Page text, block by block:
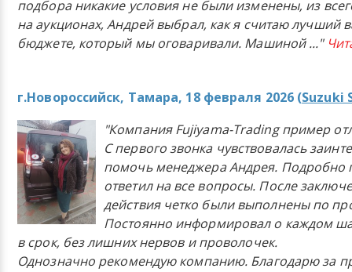
подбора никакие условия не были изменены, из
на аукционах, Андрей выбрал, как я считаю лучший
бюджете, который мы оговаривали. Машиной..."
г.Новороссийск, Тамара, 18 февраля 2026 (Suzuki
"Компания Fujiyama-Trading пример
С первого звонка чувствовалась
помочь менеджера Андрея. Подробно
ответил на все вопросы. После
действия четко были выполнены по
Постоянно информировал о каждом
в срок, без лишних нервов и проволочек.
Однозначно рекомендую компанию. Благодарю за